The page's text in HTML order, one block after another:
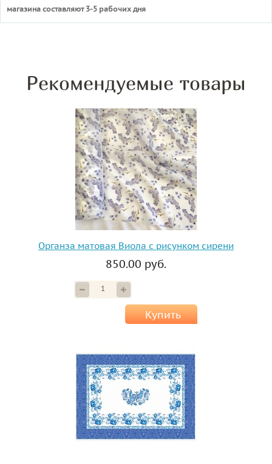
магазина составляют 3-5 рабочих дня
Рекомендуемые товары
Органза матовая Виола с рисунком сирени
850.00 руб.
Купить